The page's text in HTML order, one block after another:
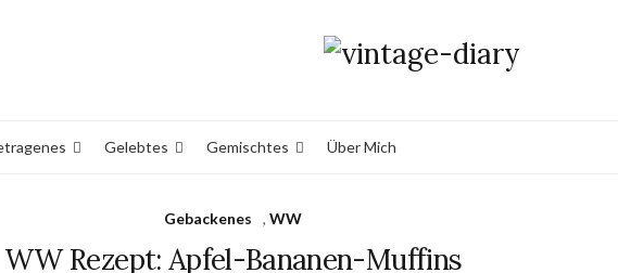
Gelebtes Gemischtes Über Mich
Gebackenes ,WW
WW Rezept: Apfel-Bananen-Muffins